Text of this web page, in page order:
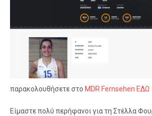
παρακολουθήσετε στο MDR Fernsehen ΕΔΩ
Είμαστε πολύ περήφανοι για τη Στέλλα